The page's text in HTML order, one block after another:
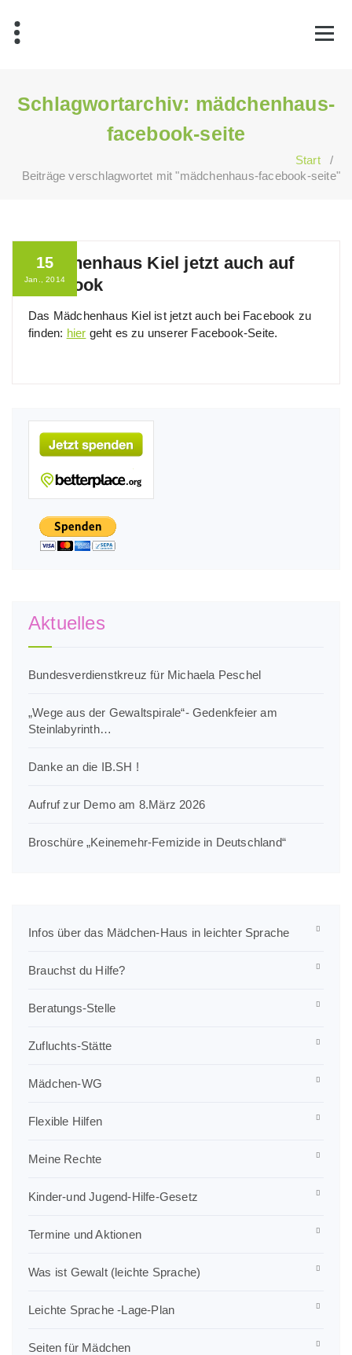
Inhalt
springen
Schlagwortarchiv: mädchenhaus-
facebook-seite
Start/
Beiträge verschlagwortet mit "mädchenhaus-facebook-seite"
15
Jan., 2014
Mädchenhaus Kiel jetzt auch auf
facebook
Das Mädchenhaus Kiel ist jetzt auch bei Facebook zu
finden: hier geht es zu unserer Facebook-Seite.
Aktuelles
Bundesverdienstkreuz für Michaela Peschel
„Wege aus der Gewaltspirale“- Gedenkfeier am
Steinlabyrinth…
Danke an die IB.SH !
Aufruf zur Demo am 8.März 2026
Broschüre „Keinemehr-Femizide in Deutschland“
Infos über das Mädchen-Haus in leichter Sprache
Brauchst du Hilfe?
Beratungs-Stelle
Zufluchts-Stätte
Mädchen-WG
Flexible Hilfen
Meine Rechte
Kinder-und Jugend-Hilfe-Gesetz
Termine und Aktionen
Was ist Gewalt (leichte Sprache)
Leichte Sprache -Lage-Plan
Seiten für Mädchen